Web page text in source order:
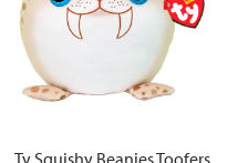
Ty Squishy Beanies Toofers